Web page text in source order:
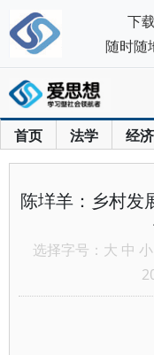
首页 法学 经
陈垟羊：乡村发
选择字号： 大 中 小
下
随时随